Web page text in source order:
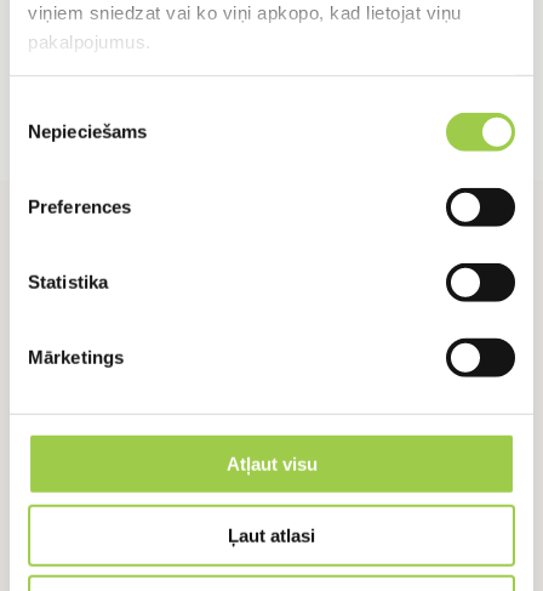
viņiem sniedzat vai ko viņi apkopo, kad lietojat viņu
pakalpojumus.
izvēle
Nepieciešams
Preferences
Statistika
Mārketings
Atļaut visu
Ļaut atlasi
Sazinies ar mums
+371 24918422 +371 24918422
Vārds, Uzvārds